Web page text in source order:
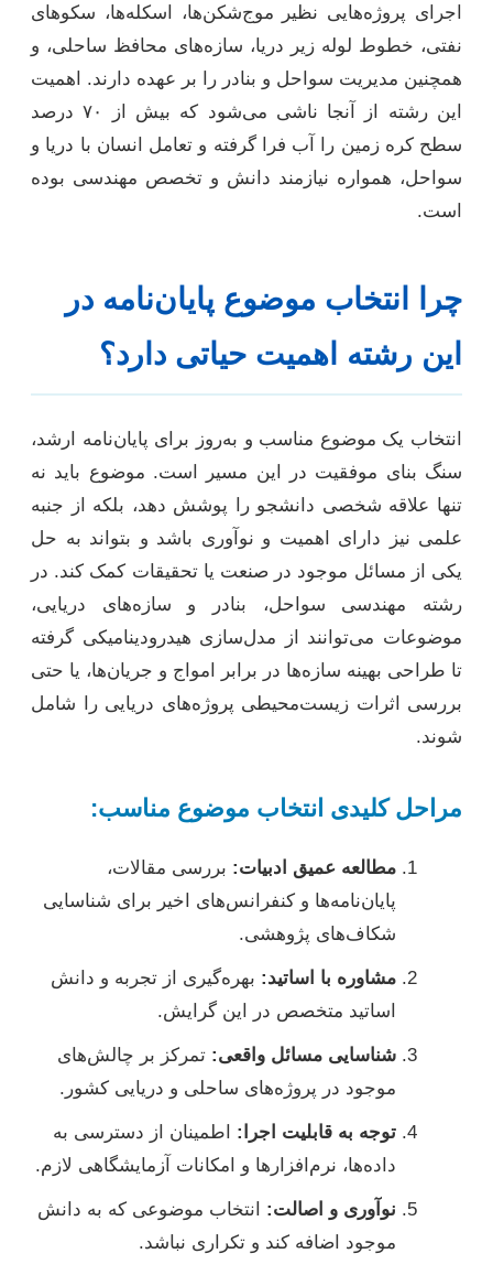
اجرای پروژه‌هایی نظیر موج‌شکن‌ها، اسکله‌ها، سکوهای
نفتی، خطوط لوله زیر دریا، سازه‌های محافظ ساحلی، و
همچنین مدیریت سواحل و بنادر را بر عهده دارند. اهمیت
این رشته از آنجا ناشی می‌شود که بیش از ۷۰ درصد
سطح کره زمین را آب فرا گرفته و تعامل انسان با دریا و
سواحل، همواره نیازمند دانش و تخصص مهندسی بوده
است.
چرا انتخاب موضوع پایان‌نامه در
این رشته اهمیت حیاتی دارد؟
انتخاب یک موضوع مناسب و به‌روز برای پایان‌نامه ارشد،
سنگ بنای موفقیت در این مسیر است. موضوع باید نه
تنها علاقه شخصی دانشجو را پوشش دهد، بلکه از جنبه
علمی نیز دارای اهمیت و نوآوری باشد و بتواند به حل
یکی از مسائل موجود در صنعت یا تحقیقات کمک کند. در
رشته مهندسی سواحل، بنادر و سازه‌های دریایی،
موضوعات می‌توانند از مدل‌سازی هیدرودینامیکی گرفته
تا طراحی بهینه سازه‌ها در برابر امواج و جریان‌ها، یا حتی
بررسی اثرات زیست‌محیطی پروژه‌های دریایی را شامل
شوند.
مراحل کلیدی انتخاب موضوع مناسب:
مطالعه عمیق ادبیات: بررسی مقالات،
پایان‌نامه‌ها و کنفرانس‌های اخیر برای شناسایی
شکاف‌های پژوهشی.
مشاوره با اساتید: بهره‌گیری از تجربه و دانش
اساتید متخصص در این گرایش.
شناسایی مسائل واقعی: تمرکز بر چالش‌های
موجود در پروژه‌های ساحلی و دریایی کشور.
توجه به قابلیت اجرا: اطمینان از دسترسی به
داده‌ها، نرم‌افزارها و امکانات آزمایشگاهی لازم.
نوآوری و اصالت: انتخاب موضوعی که به دانش
موجود اضافه کند و تکراری نباشد.